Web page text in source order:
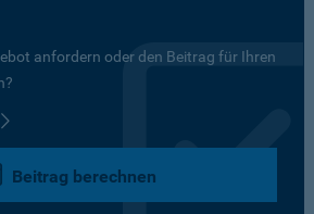
anfordern oder den Beitrag für Ihren
Beitrag berechnen